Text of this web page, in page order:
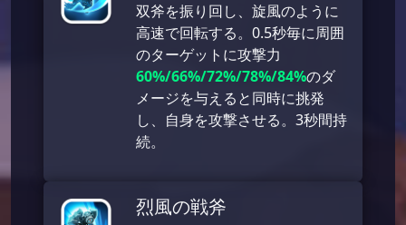
双斧を振り回し、旋風のように
高速で回転する。0.5秒毎に周囲
のターゲットに攻撃力
60%/66%/72%/78%/84%のダ
メージを与えると同時に挑発
し、自身を攻撃させる。3秒間持
続。
烈風の戦斧